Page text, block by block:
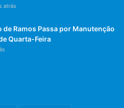
atrás
de Ramos Passa por Manutenção
Quarta-Feira